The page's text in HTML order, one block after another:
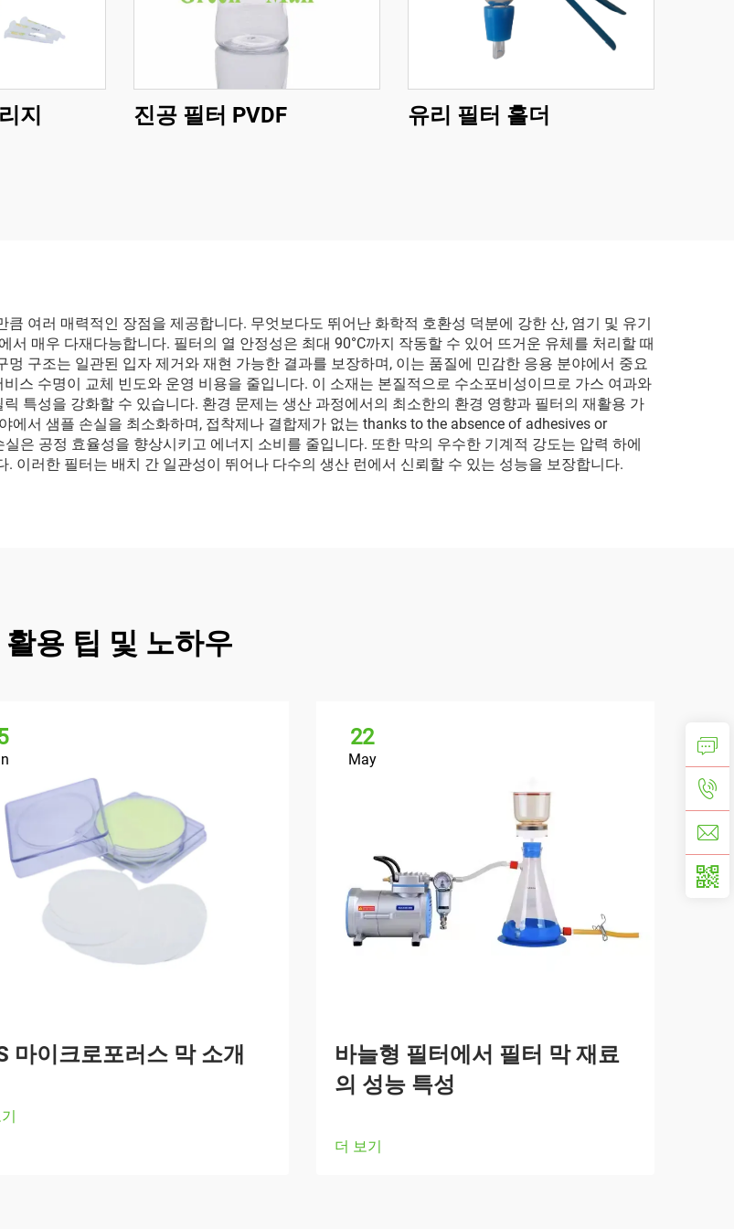
지 진공 필터 PVDF 유리 필터 홀더
여러 매력적인 장점을 제공합니다. 무엇보다도 뛰어난 화학적 호환성 덕분에 강한 산, 염기 및 유기
매우 다재다능합니다. 필터의 열 안정성은 최대 90°C까지 작동할 수 있어 뜨거운 유체를 처리할 때
구조는 일관된 입자 제거와 재현 가능한 결과를 보장하며, 이는 품질에 민감한 응용 분야에서 중요
스 수명이 교체 빈도와 운영 비용을 줄입니다. 이 소재는 본질적으로 수소포비성이므로 가스 여과와
특성을 강화할 수 있습니다. 환경 문제는 생산 과정에서의 최소한의 환경 영향과 필터의 재활용 가
서 샘플 손실을 최소화하며, 접착제나 결합제가 없는 thanks to the absence of adhesives or
은 공정 효율성을 향상시키고 에너지 소비를 줄입니다. 또한 막의 우수한 기계적 강도는 압력 하에
이러한 필터는 배치 간 일관성이 뛰어나 다수의 생산 런에서 신뢰할 수 있는 성능을 보장합니다.
활용 팁 및 노하우
마이크로포러스 막 소개
22
May
바늘형 필터에서 필터 막 재료
의 성능 특성
더 보기